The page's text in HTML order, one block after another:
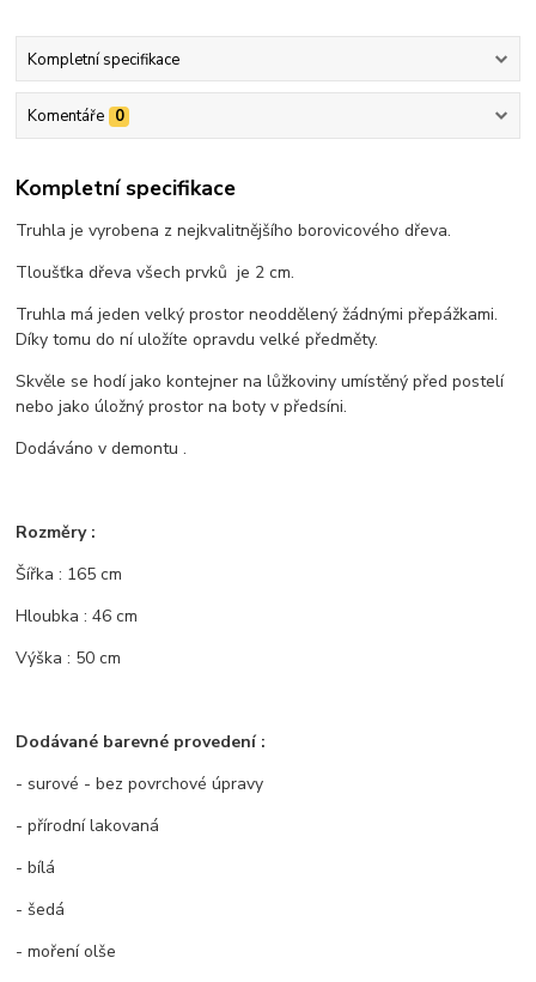
Kompletní specifikace
Komentáře 0
Kompletní specifikace
Truhla je vyrobena z nejkvalitnějšího borovicového dřeva.
Tloušťka dřeva všech prvků je 2 cm.
Truhla má jeden velký prostor neoddělený žádnými přepážkami.
Díky tomu do ní uložíte opravdu velké předměty.
Skvěle se hodí jako kontejner na lůžkoviny umístěný před postelí
nebo jako úložný prostor na boty v předsíni.
Dodáváno v demontu .
Rozměry :
Šířka : 165 cm
Hloubka : 46 cm
Výška : 50 cm
Dodávané barevné provedení :
- surové - bez povrchové úpravy
- přírodní lakovaná
- bílá
- šedá
- moření olše